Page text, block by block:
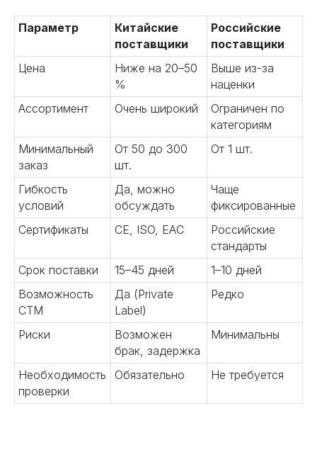
Параметр
Китайские
поставщики
Российские
поставщики
Цена
Ниже на 20–50
%
Выше из-за
наценки
Ассортимент
Очень широкий
Ограничен по
категориям
Минимальный
заказ
От 50 до 300
шт.
От 1 шт.
Гибкость
условий
Да, можно
обсуждать
Чаще
фиксированные
Сертификаты
CE, ISO, EAC
Российские
стандарты
Срок поставки
15–45 дней
1–10 дней
Возможность
СТМ
Да (Private
Label)
Редко
Риски
Возможен
брак, задержка
Минимальны
Необходимость
проверки
Обязательно Не требуется